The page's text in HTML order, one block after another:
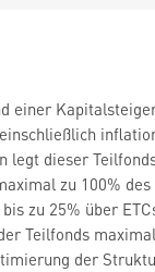
einer
legt dieser
zu 100%
zu 25% über
Teilfonds
der